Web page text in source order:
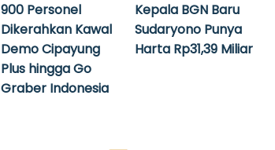
900 Personel
Dikerahkan Kawal
Demo Cipayung
Plus hingga Go
Graber Indonesia
Kepala BGN Baru
Sudaryono Punya
Harta Rp31,39 Miliar